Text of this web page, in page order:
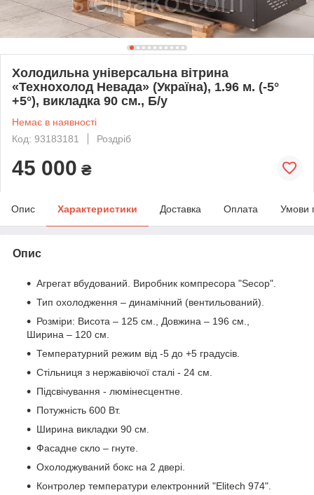
Холодильна універсальна вітрина
«Технохолод Невада» (Україна), 1.96 м. (-5°
+5°), викладка 90 см., Б/у
Немає в наявності
Код: 93183181
Роздріб
45 000 ₴
Опис Характеристики Доставка Оплата Умови
Опис
Агрегат вбудований. Виробник компресора "Secop".
Тип охолодження – динамічний (вентильований).
Розміри: Висота – 125 см., Довжина – 196 см.,
Ширина – 120 см.
Температурний режим від -5 до +5 градусів.
Стільниця з нержавіючої сталі - 24 см.
Підсвічування - люмінесцентне.
Потужність 600 Вт.
Ширина викладки 90 см.
Фасадне скло – гнуте.
Охолоджуваний бокс на 2 двері.
Контролер температури електронний "Elitech 974".